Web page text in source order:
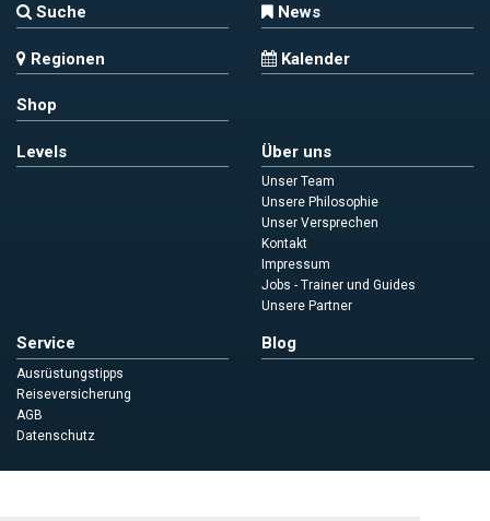
Suche News
Regionen Kalender
Shop
Levels Über uns
Unser Team
Unsere Philosophie
Unser Versprechen
Kontakt
Impressum
Jobs - Trainer und Guides
Unsere Partner
Service
Ausrüstungstipps
Reiseversicherung
AGB
Datenschutz
Blog